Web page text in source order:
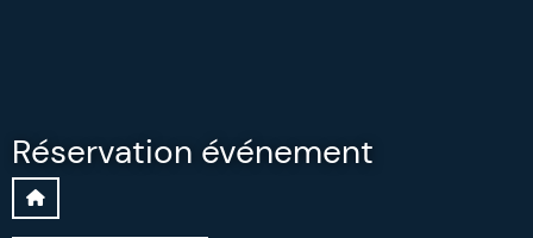
Réservation événement